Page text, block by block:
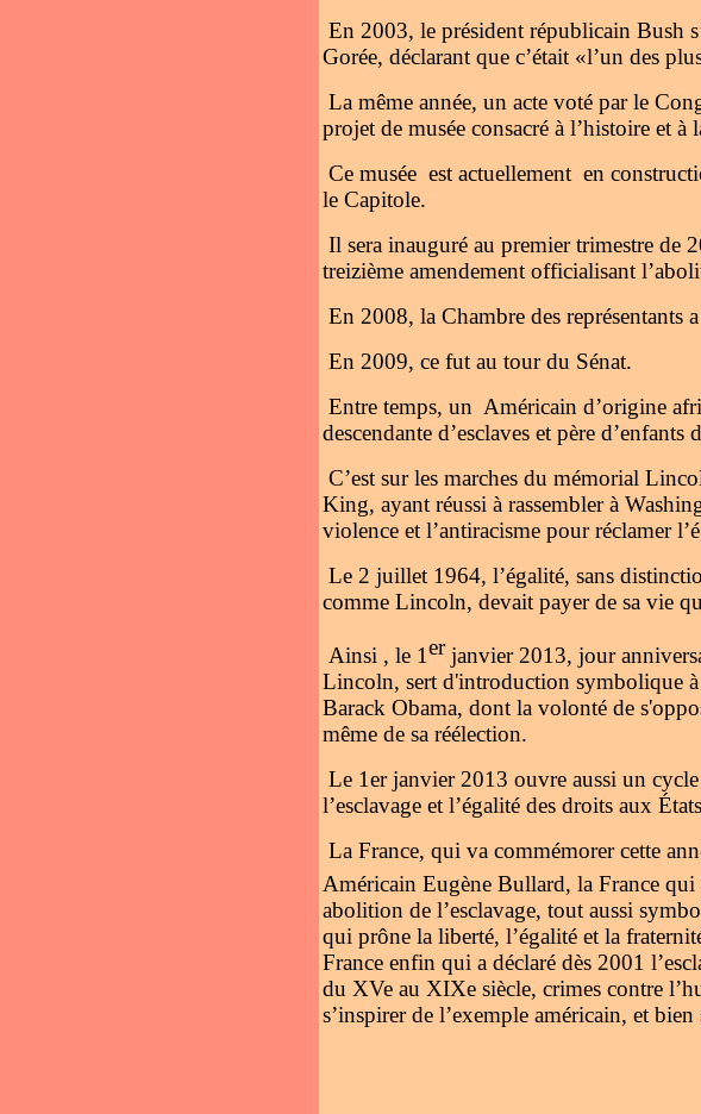
En 2003, le président républicain Bush
Gorée, déclarant que c’était «l’un des
La même année, un acte voté par le
projet de musée consacré à l’histoire et
Ce musée est actuellement en
le Capitole.
Il sera inauguré au premier trimestre de
treizième amendement officialisant
En 2008, la Chambre des représentants
En 2009, ce fut au tour du Sénat.
Entre temps, un Américain d’origine
descendante d’esclaves et père
C’est sur les marches du mémorial
King, ayant réussi à rassembler à
violence et l’antiracisme pour réclamer
Le 2 juillet 1964, l’égalité, sans
comme Lincoln, devait payer de sa vie
Ainsi , le 1erjanvier 2013, jour
Lincoln, sert d'introduction symbolique
Barack Obama, dont la volonté de
même de sa réélection.
Le 1er janvier 2013 ouvre aussi un
l’esclavage et l’égalité des droits aux
La France, qui va commémorer cette
Américain Eugène Bullard, la France
abolition de l’esclavage, tout aussi
qui prône la liberté, l’égalité et la
France enfin qui a déclaré dès 2001
du XVe au XIXe siècle, crimes contre
s’inspirer de l’exemple américain, et